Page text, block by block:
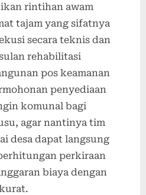
rintihan awam
tajam yang sifatnya
secara teknis dan
rehabilitasi
pos keamanan
penyediaan
komunal bagi
agar nantinya tim
desa dapat langsung
perkiraan
biaya dengan